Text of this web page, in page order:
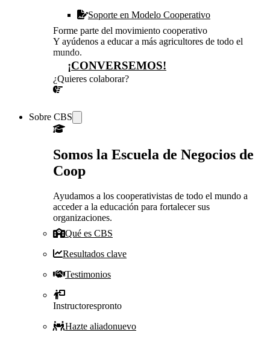
Soporte en Modelo Cooperativo
Forme parte del movimiento cooperativo
Y ayúdenos a educar a más agricultores de todo el
mundo.
¡CONVERSEMOS!
¿Quieres colaborar?
Sobre CBS
Somos la Escuela de Negocios de
Coop
Ayudamos a los cooperativistas de todo el mundo a
acceder a la educación para fortalecer sus
organizaciones.
Qué es CBS
Resultados clave
Testimonios
Instructorespronto
Hazte aliadonuevo